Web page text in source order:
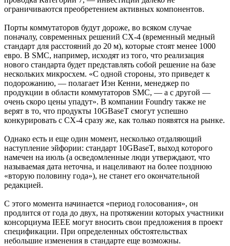
ограничиваются преобретением активных компонентов.
Порты коммутаторов будут дороже, во всяком случае
поначалу, современных решений CX-4 (временный медный
стандарт для расстояний до 20 м), которые стоят менее 1000
евро. В SMC, например, исходят из того, что реализация
нового стандарта будет представлять собой решение на базе
нескольких микросхем. «С одной стороны, это приведет к
подорожанию, — полагает Иэн Кенни, менеджер по
продукции в области коммутаторов SMC, — а с другой —
очень скоро цены упадут». В компании Foundry также не
верят в то, что продукты 10GBaseT смогут успешно
конкурировать с CX-4 сразу же, как только появятся на рынке.
Однако есть и еще один момент, несколько отдаляющий
наступление эйфории: стандарт 10GBaseT, выход которого
намечен на июль (а осведомленные люди утверждают, что
называемая дата неточна, и нацеливают на более позднюю
«вторую половину года»), не станет его окончательной
редакцией.
С этого момента начинается «период голосования», он
продлится от года до двух, на протяжении которых участники
консорциума IEEE могут вносить свои предложения в проект
спецификации. При определенных обстоятельствах
небольшие изменения в стандарте еще возможны.